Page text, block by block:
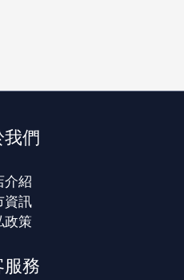
們
介紹
資訊
政策
務